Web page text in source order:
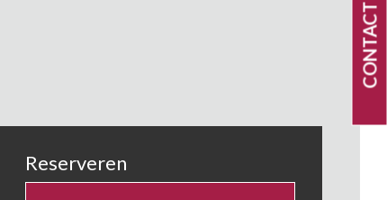
Reserveren
CONTACT